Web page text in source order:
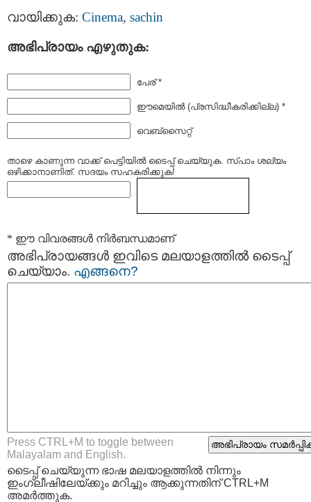
വായിക്കുക: Cinema, sachin
അഭിപ്രായം എഴുതുക:
പേര് *
ഈമെയില്‍ (പ്രസിദ്ധീകരിക്കില്ല) *
വെബ്സൈറ്റ്
താഴെ കാണുന്ന വാക്ക് പെട്ടിയില്‍ ടൈപ്പ്‌ ചെയ്യുക. സ്പാം ശല്യം
ഒഴിക്കാനാണിത്. സദയം സഹകരിക്കുക!
* ഈ വിവരങ്ങള്‍ നിര്‍ബന്ധമാണ്
അഭിപ്രായങ്ങള്‍ ഇവിടെ മലയാളത്തില്‍ ടൈപ്പ്
ചെയ്യാം. എങ്ങനെ?
Press CTRL+M to toggle between
Malayalam and English.
ടൈപ്പ്‌ ചെയ്യുന്ന ഭാഷ മലയാളത്തില്‍ നിന്നും
ഇംഗ്ലീഷിലേയ്ക്കും മറിച്ചും ആക്കുന്നതിന് CTRL+M
അമര്‍ത്തുക.